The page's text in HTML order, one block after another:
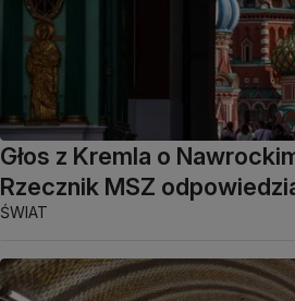
Głos z Kremla o
Rzecznik MSZ
ŚWIAT